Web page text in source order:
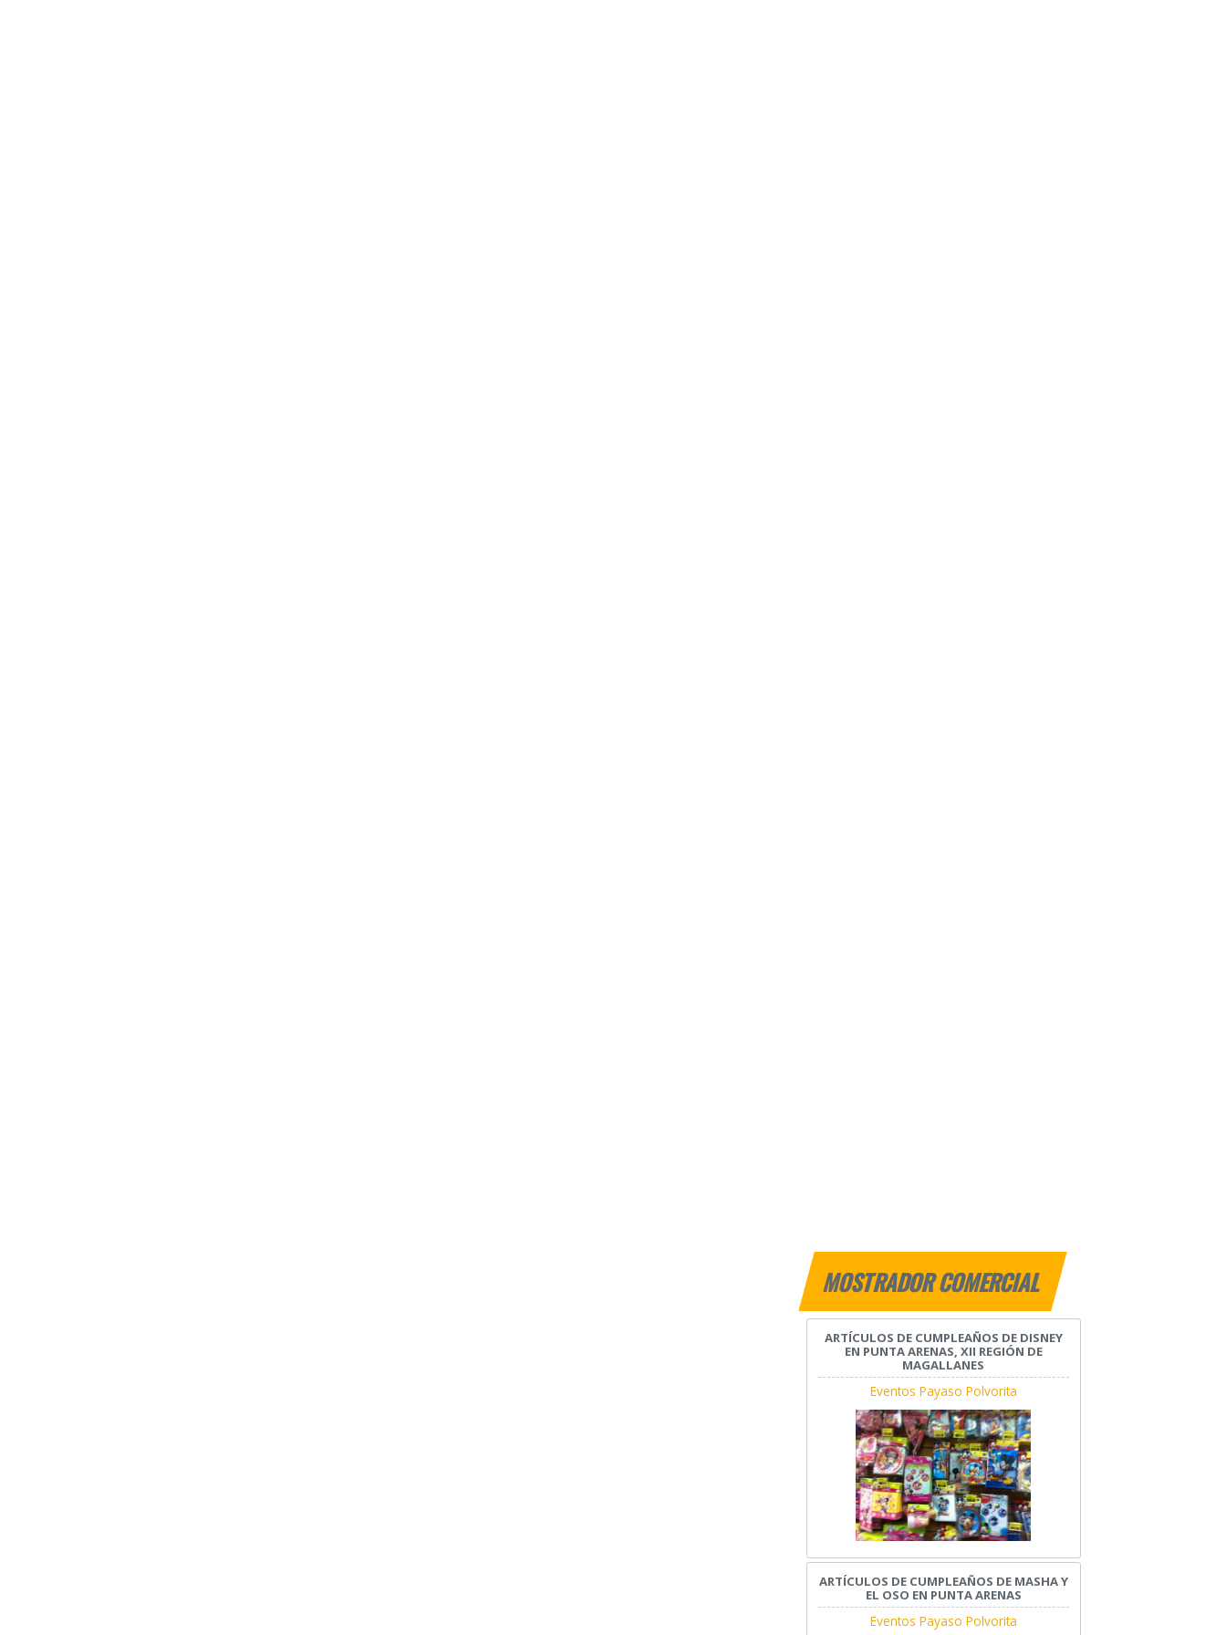
MOSTRADOR COMERCIAL
ARTÍCULOS DE CUMPLEAÑOS DE DISNEY
EN PUNTA ARENAS, XII REGIÓN DE
MAGALLANES
Eventos Payaso Polvorita
ARTÍCULOS DE CUMPLEAÑOS DE MASHA Y
EL OSO EN PUNTA ARENAS
Eventos Payaso Polvorita